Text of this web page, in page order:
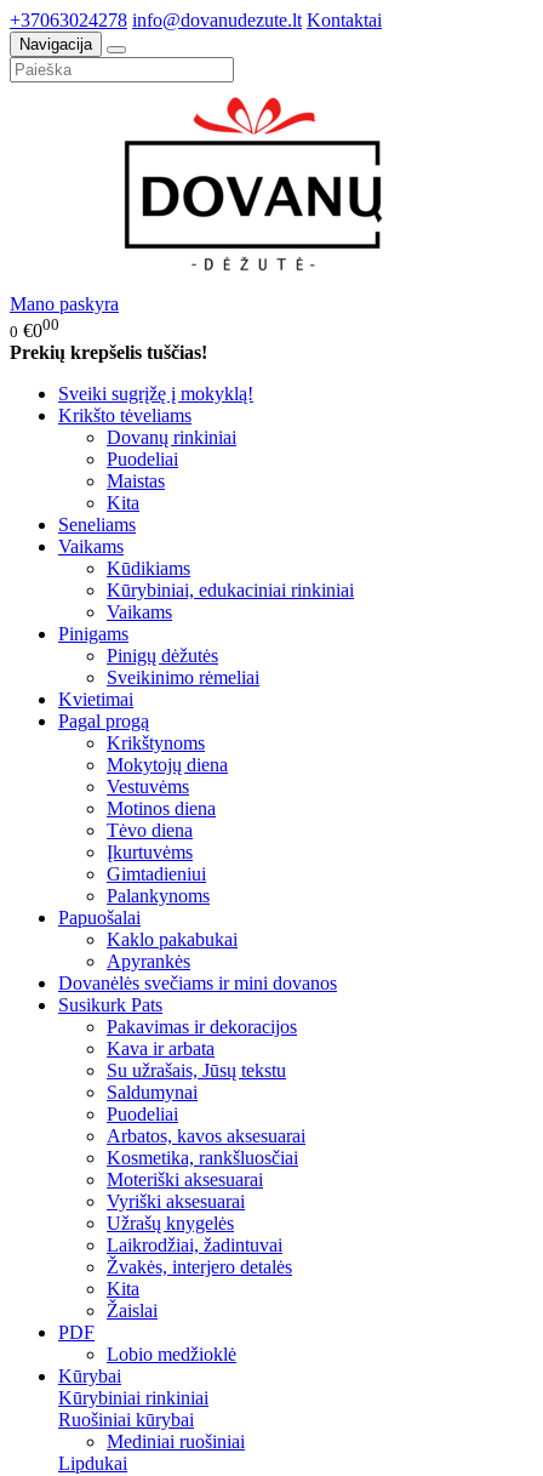
+37063024278 info@dovanudezute.lt Kontaktai
Navigacija
Mano paskyra
0 €000
Prekių krepšelis tuščias!
Sveiki sugrįžę į mokyklą!
Krikšto tėveliams
Dovanų rinkiniai
Puodeliai
Maistas
Kita
Seneliams
Vaikams
Kūdikiams
Kūrybiniai, edukaciniai rinkiniai
Vaikams
Pinigams
Pinigų dėžutės
Sveikinimo rėmeliai
Kvietimai
Pagal progą
Krikštynoms
Mokytojų diena
Vestuvėms
Motinos diena
Tėvo diena
Įkurtuvėms
Gimtadieniui
Palankynoms
Papuošalai
Kaklo pakabukai
Apyrankės
Dovanėlės svečiams ir mini dovanos
Susikurk Pats
Pakavimas ir dekoracijos
Kava ir arbata
Su užrašais, Jūsų tekstu
Saldumynai
Puodeliai
Arbatos, kavos aksesuarai
Kosmetika, rankšluosčiai
Moteriški aksesuarai
Vyriški aksesuarai
Užrašų knygelės
Laikrodžiai, žadintuvai
Žvakės, interjero detalės
Kita
Žaislai
PDF
Lobio medžioklė
Kūrybai
Kūrybiniai rinkiniai
Ruošiniai kūrybai
Mediniai ruošiniai
Lipdukai